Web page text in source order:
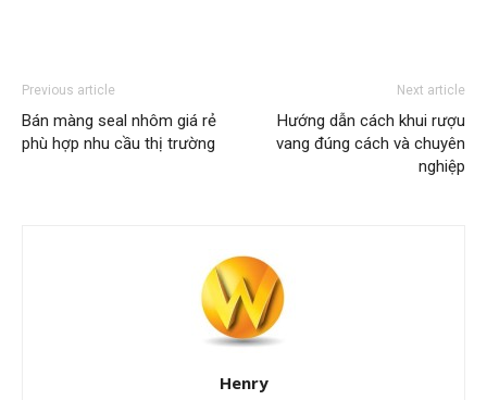
Previous article
Bán màng seal nhôm giá rẻ
phù hợp nhu cầu thị trường
Next article
Hướng dẫn cách khui rượu
vang đúng cách và chuyên
nghiệp
Henry